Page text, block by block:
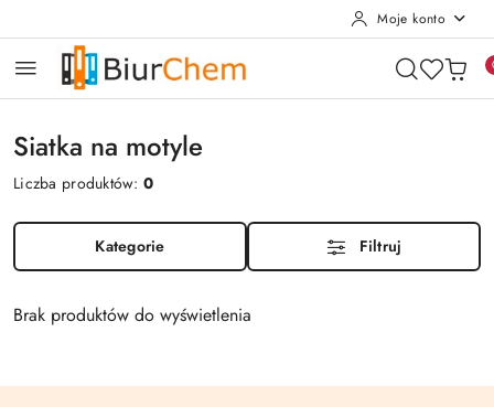
Moje konto
Siatka na motyle
Liczba produktów:0
Kategorie Filtruj
Brak produktów do wyświetlenia